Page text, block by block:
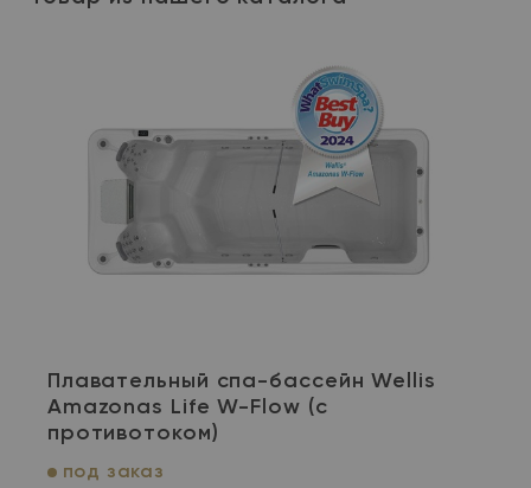
Плавательный спа-бассейн Wellis
Amazonas Life W-Flow (с
противотоком)
под заказ